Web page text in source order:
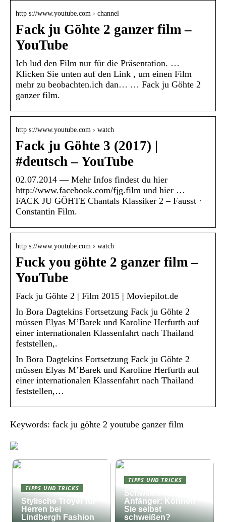
http s://www.youtube.com › channel
Fack ju Göhte 2 ganzer film –
YouTube
Ich lud den Film nur für die Präsentation. …
Klicken Sie unten auf den Link , um einen Film
mehr zu beobachten.ich dan… … Fack ju Göhte 2
ganzer film.
http s://www.youtube.com › watch
Fack ju Göhte 3 (2017) |
#deutsch – YouTube
02.07.2014 — Mehr Infos findest du hier
http://www.facebook.com/fjg.film und hier …
FACK JU GÖHTE Chantals Klassiker 2 – Fausst ·
Constantin Film.
http s://www.youtube.com › watch
Fuck you göhte 2 ganzer film –
YouTube
Fack ju Göhte 2 | Film 2015 | Moviepilot.de
In Bora Dagtekins Fortsetzung Fack ju Göhte 2
müssen Elyas M’Barek und Karoline Herfurth auf
einer internationalen Klassenfahrt nach Thailand
feststellen,.
In Bora Dagtekins Fortsetzung Fack ju Göhte 2
müssen Elyas M’Barek und Karoline Herfurth auf
einer internationalen Klassenfahrt nach Thailand
feststellen,…
Keywords: fack ju göhte 2 youtube ganzer film
TIPPS UND TRICKS
Stylische Troyer für
Herren bei
Lindbergh Fashion
TIPPS UND TRICKS
Schweißen für
Anfänger: Können
Sie selbst
schweißen?